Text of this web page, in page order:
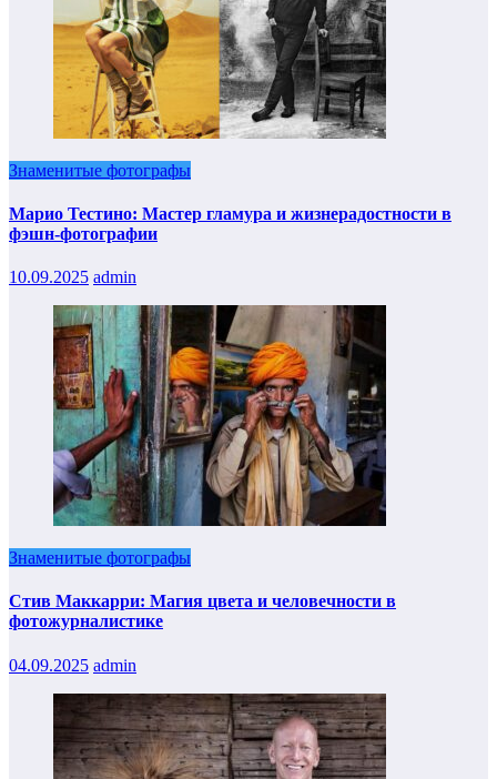
Знаменитые фотографы
Марио Тестино: Мастер гламура и жизнерадостности в
фэшн-фотографии
10.09.2025 admin
Знаменитые фотографы
Стив Маккарри: Магия цвета и человечности в
фотожурналистике
04.09.2025 admin